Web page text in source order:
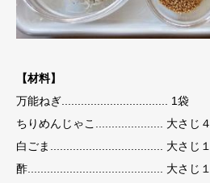
【材料】
万能ねぎ................................. 1袋
ちりめんじゃこ..................... 大さじ４
白ごま................................... 大さじ１
酢.......................................... 大さじ１